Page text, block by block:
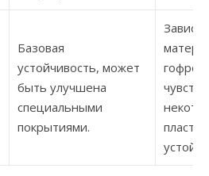
Базовая
устойчивость, может
быть улучшена
специальными
покрытиями.